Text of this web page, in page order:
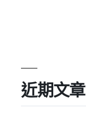
近期文章